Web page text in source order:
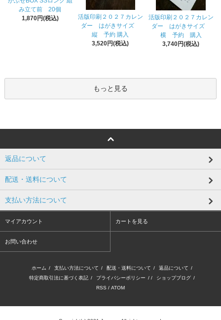
み立て前 20個
1,870円(税込)
活版印刷２０２７カレン
ダー はがきサイズ
縦 予約 購入
3,520円(税込)
活版印刷２０２７カレン
ダー はがきサイズ
横 予約 購入
3,740円(税込)
もっと見る
返品について
配送・送料について
支払い方法について
マイアカウント カートを見る
お問い合わせ
ホーム / 支払い方法について / 配送・送料について / 返品について /
特定商取引法に基づく表記 / プライバシーポリシー / / ショップブログ /
RSS / ATOM